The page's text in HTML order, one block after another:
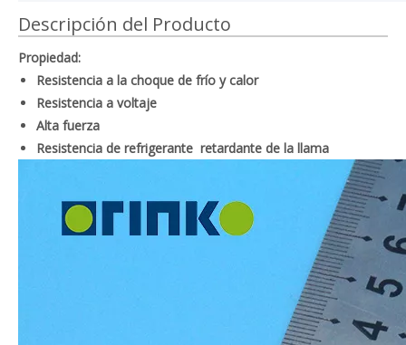
Descripción del Producto
Propiedad:
Resistencia a la choque de frío y calor
Resistencia a voltaje
Alta fuerza
Resistencia de refrigerante retardante de la llama